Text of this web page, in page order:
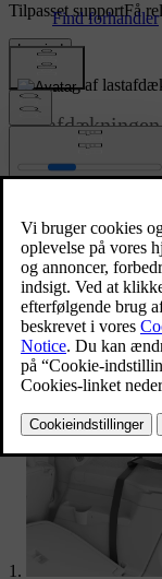
Tilpasset supportFå
Log ind
Montering af
tilbage, til at
ikke kan ses.
Lastafdækningen
lastafdækningens
Sørg for, at
kunne tage fat i
Klap sæderne på